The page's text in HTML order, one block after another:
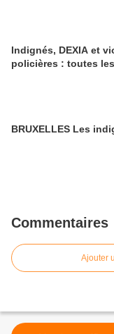
Indignés, DEXIA et
policières : toutes
BRUXELLES Les
Commentaires
Ajouter